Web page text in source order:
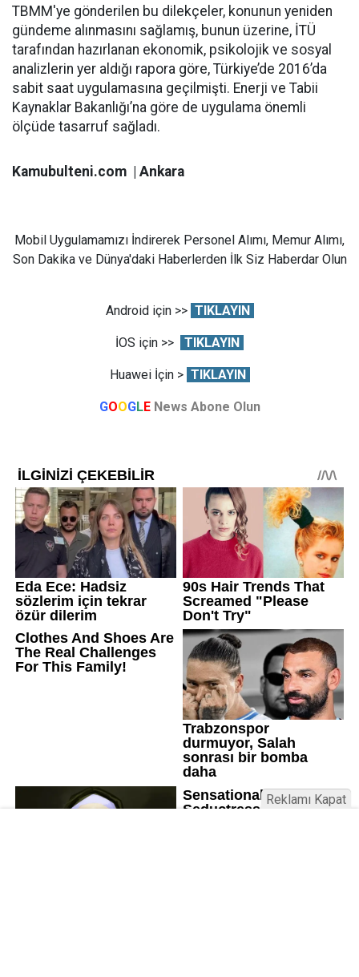
TBMM'ye gönderilen bu dilekçeler, konunun yeniden
gündeme alınmasını sağlamış, bunun üzerine, İTÜ
tarafından hazırlanan ekonomik, psikolojik ve sosyal
analizlerin yer aldığı rapora göre, Türkiye’de 2016’da
sabit saat uygulamasına geçilmişti. Enerji ve Tabii
Kaynaklar Bakanlığı’na göre de uygulama önemli
ölçüde tasarruf sağladı.
Kamubulteni.com | Ankara
Mobil Uygulamamızı İndirerek Personel Alımı, Memur Alımı,
Son Dakika ve Dünya'daki Haberlerden İlk Siz Haberdar Olun
Android için >> TIKLAYIN
İOS için >> TIKLAYIN
Huawei İçin > TIKLAYIN
GOOGLE News Abone Olun
Reklamı Kapat